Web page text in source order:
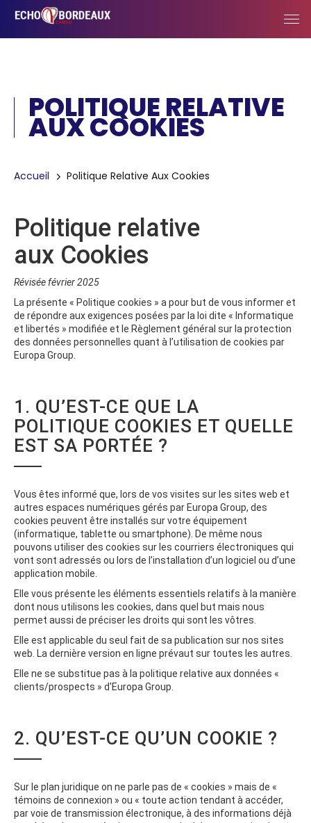
Skip to main content
POLITIQUE RELATIVE
AUX COOKIES
Breadcrumb
Accueil Politique Relative Aux Cookies
Cookies management panel